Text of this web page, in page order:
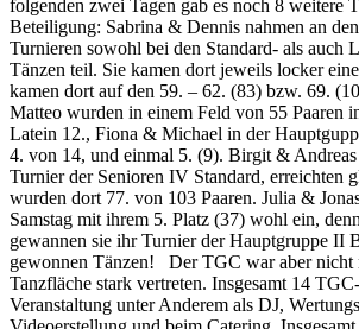
folgenden zwei Tagen gab es noch 8 weitere
Beteiligung: Sabrina & Dennis nahmen an
Turnieren sowohl bei den Standard- als auch
Tänzen teil. Sie kamen dort jeweils locker
kamen dort auf den 59. – 62. (83) bzw. 69.
Matteo wurden in einem Feld von 55 Paaren
Latein 12., Fiona & Michael in der
4. von 14, und einmal 5. (9). Birgit &
Turnier der Senioren IV Standard, erreichten
wurden dort 77. von 103 Paaren. Julia &
Samstag mit ihrem 5. Platz (37) wohl ein,
gewannen sie ihr Turnier der Hauptgruppe II
gewonnen Tänzen! Der TGC war aber nicht
Tanzfläche stark vertreten. Insgesamt 14
Veranstaltung unter Anderem als DJ,